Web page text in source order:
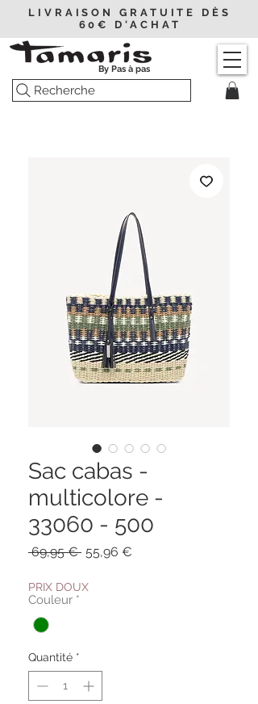
LIVRAISON GRATUITE DÈS
60€ D'ACHAT
Recherche
By Pas à pas
Sac cabas -
multicolore -
33060 - 500
69,95 € Prix
55,96 €
PRIX DOUX
Couleur *
Quantité *